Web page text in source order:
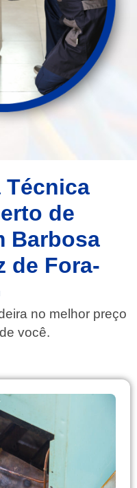
de
Barbosa
de Fora-
no melhor preço
você.